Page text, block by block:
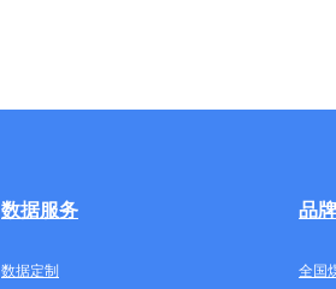
数据服务 品
数据定制 全国